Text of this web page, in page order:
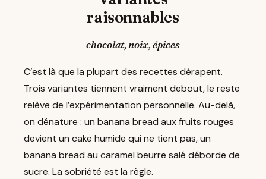
raisonnables
chocolat, noix, épices
C’est là que la plupart des recettes dérapent.
Trois variantes tiennent vraiment debout, le reste
relève de l’expérimentation personnelle. Au-delà,
on dénature : un banana bread aux fruits rouges
devient un cake humide qui ne tient pas, un
banana bread au caramel beurre salé déborde de
sucre. La sobriété est la règle.